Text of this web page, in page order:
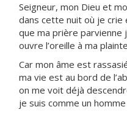
Seigneur, mon Dieu et
dans cette nuit où je crie
que ma prière parvienne
ouvre l’oreille à ma
Car mon âme est
ma vie est au bord de
on me voit déjà
je suis comme un homme